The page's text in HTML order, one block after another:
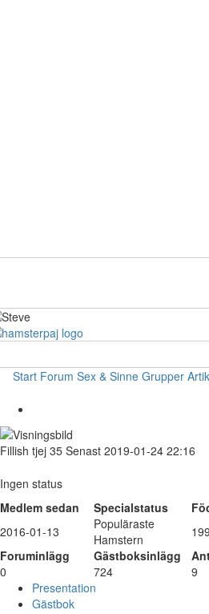
Start Forum Sex & Sinne Grupper
Fillish tjej 35 Senast 2019-01-24 22:16
Ingen status
Medlem sedan
Specialstatus
2016-01-13
Populäraste
Hamstern
Foruminlägg
Gästboksinlägg
0
724
9
Presentation
Gästbok